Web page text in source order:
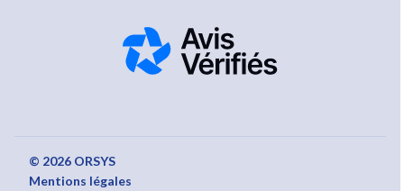
© 2026 ORSYS
Mentions légales